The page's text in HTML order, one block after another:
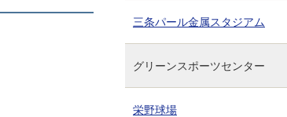
三条パール金属スタジアム
グリーンスポーツセンター
栄野球場